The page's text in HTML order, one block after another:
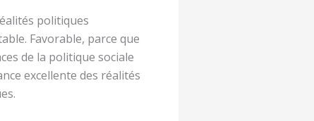
politiques
Favorable, parce que
de la politique sociale
excellente des réalités